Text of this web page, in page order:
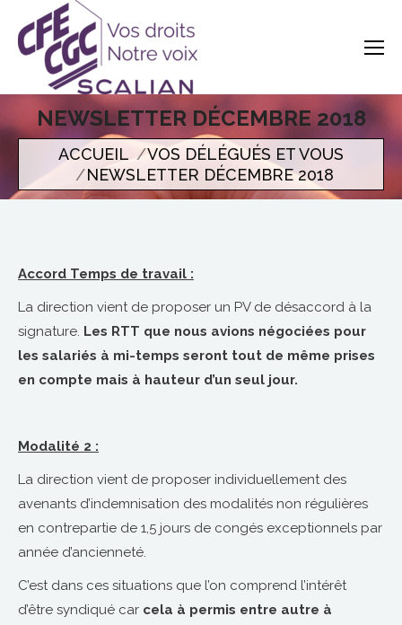
NEWSLETTER DÉCEMBRE 2018
Vous êtes ici
ACCUEIL
VOS DÉLÉGUÉS ET VOUS
NEWSLETTER DÉCEMBRE 2018
Accord Temps de travail :
La direction vient de proposer un PV de désaccord à la
signature. Les RTT que nous avions négociées pour
les salariés à mi-temps seront tout de même prises
en compte mais à hauteur d’un seul jour.
Modalité 2 :
La direction vient de proposer individuellement des
avenants d’indemnisation des modalités non régulières
en contrepartie de 1,5 jours de congés exceptionnels par
année d’ancienneté.
C’est dans ces situations que l’on comprend l’intérêt
d’être syndiqué car cela à permis entre autre à